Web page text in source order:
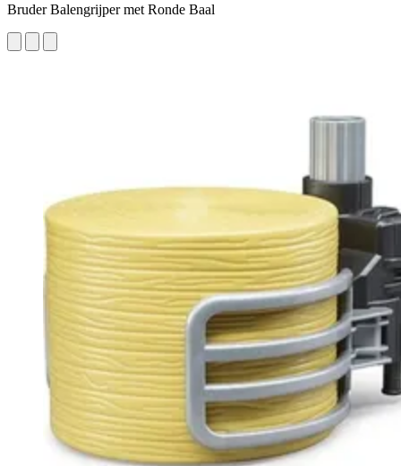
Bruder Balengrijper met Ronde Baal